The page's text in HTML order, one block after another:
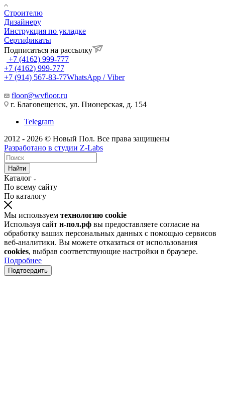
Строителю
Дизайнеру
Инструкция по укладке
Сертификаты
Подписаться на рассылку
+7 (4162) 999-777
+7 (4162) 999-777
+7 (914) 567-83-77WhatsApp / Viber
floor@wvfloor.ru
г. Благовещенск, ул. Пионерская, д. 154
Telegram
2012 - 2026 © Новый Пол. Все права защищены
Разработано в студии Z-Labs
Найти
Каталог
По всему сайту
По каталогу
Мы используем технологию cookie
Используя сайт н-пол.рф вы предоставляете согласие на
обработку ваших персональных данных с помощью сервисов
веб-аналитики. Вы можете отказаться от использования
cookies, выбрав соответствующие настройки в браузере.
Подробнее
Подтвердить